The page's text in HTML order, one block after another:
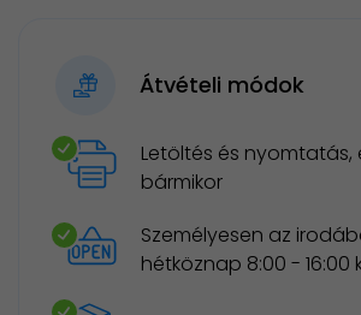
Átvételi módok
Letöltés és nyomtatás,
bármikor
Személyesen az
hétköznap 8:00 - 16:00